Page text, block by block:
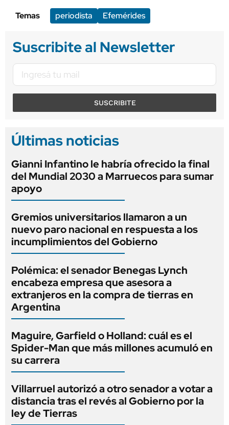
Temas
periodista Efemérides
Suscribite al Newsletter
SUSCRIBITE
Últimas noticias
Gianni Infantino le habría ofrecido la final
del Mundial 2030 a Marruecos para sumar
apoyo
Gremios universitarios llamaron a un
nuevo paro nacional en respuesta a los
incumplimientos del Gobierno
Polémica: el senador Benegas Lynch
encabeza empresa que asesora a
extranjeros en la compra de tierras en
Argentina
Maguire, Garfield o Holland: cuál es el
Spider-Man que más millones acumuló en
su carrera
Villarruel autorizó a otro senador a votar a
distancia tras el revés al Gobierno por la
ley de Tierras